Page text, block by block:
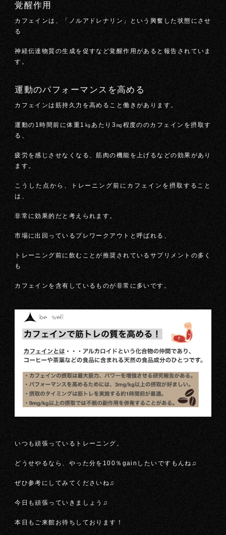
覚醒作用
カフェインは、「ノルアドレナリン」という興奮した状態にさせ
る
神経伝達物質の生成を促すなど覚醒作用があると報告されていま
す。
運動のパフォーマンスを高める
カフェインは筋持久力を高めること働きがあります。
運動の1時間前に体重1㎏あたり3㎎程度ののカフェインを摂取す
る、
疲労を感じさせなくなる、筋肉の機能を上げるなどの効果があり
ます。
こうした点から、トレーニング前にカフェインを摂取すること
は、
非常に効果的だと考えられます。
市場に出回っているプレワークアウトと呼ばれる、
トレーニング前に飲むことが推奨されているサプリメントの多く
も
カフェインを含有しているものが非常に多いです。
いつも頑張っているトレーニング。
どうせやるなら、やった分を100％gainしたいですもんね♫
ぜひ参考にしてみてくださいね♫
今日も頑張っていきましょう♫
本日もご来館お待ちしております！